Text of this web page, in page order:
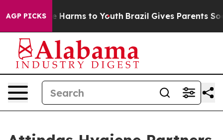
AGP PICKS
to Abate Harms to Youth Brazil Gives Parents